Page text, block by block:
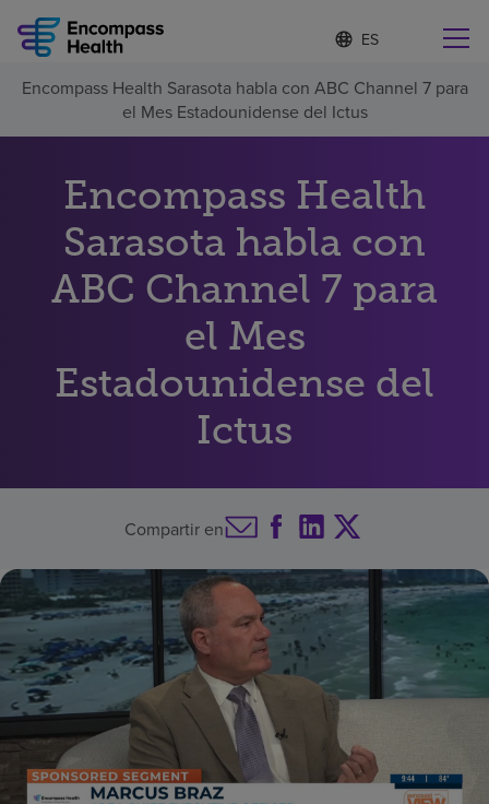
Lista
de
idiomas
contraída
d
o
m
a
l
e
c
c
i
o
o
Encuentre una localidad cerca de usted
Por qué debe elegirnos
Servicios de rehabilitación
Pacientes y cuidadores
Recursos de salud
Buscar un centro
Inversores
Empleos
Pagar mi factura
Encompass Health Sarasota habla con ABC Channel 7 para
el Mes Estadounidense del Ictus
Encompass Health
Sarasota habla con
ABC Channel 7 para
el Mes
Estadounidense del
Ictus
Compartir en